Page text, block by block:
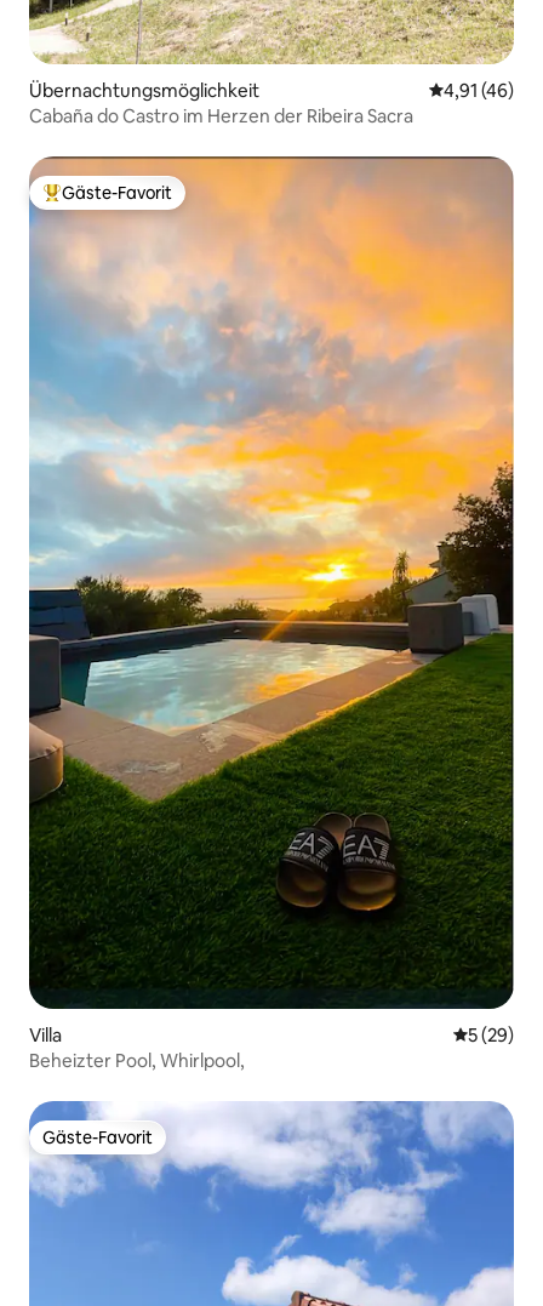
Übernachtungsmöglichkeit
4,91 (46)
Cabaña do Castro im Herzen der Ribeira Sacra
Beliebter Gäste-Favorit.
Gäste-Favorit
Villa
5 (29)
Beheizter Pool, Whirlpool,
Gäste-Favorit
Gäste-Favorit